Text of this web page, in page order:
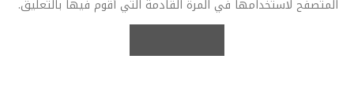
المتصفح لاستخدامها في المرة القادمة التي أقوم فيها بالتعليق.